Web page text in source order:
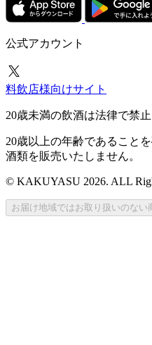
公式アカウント
料飲店様向けサイト
20歳未満の飲酒は法律で禁
20歳以上の年齢であること
酒類を販売いたしません。
© KAKUYASU 2026. ALL
お届け地域ではお取り扱いのない